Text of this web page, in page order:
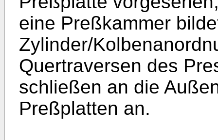
eine Preßkammer
Zylinder/
Quertraversen des
schließen an die
Preßplatten an.